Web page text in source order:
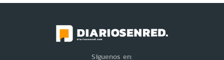
Síguenos en: